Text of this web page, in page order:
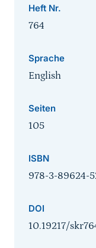
Heft Nr.
764
Sprache
English
Seiten
105
ISBN
978-3-89624-
DOI
10.19217/